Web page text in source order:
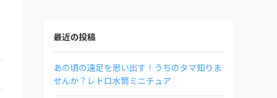
最近の投稿
あの頃の遠足を思い出す！うちのタマ知りま
せんか？レトロ水筒ミニチュア